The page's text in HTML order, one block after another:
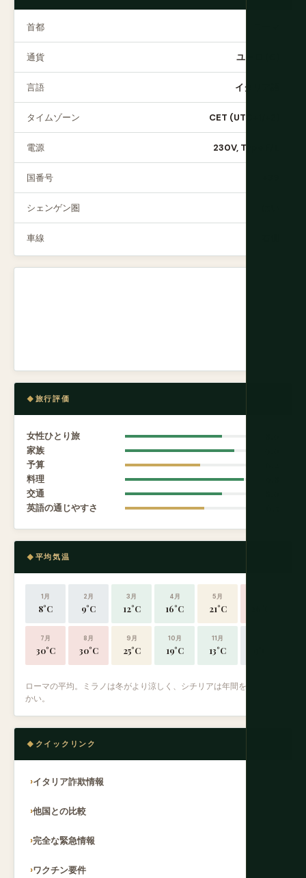
首都
通貨 ユーロ (€)
言語 イタリア語
タイムゾーン CET (UTC+1/+2)
電源 230V, Type F/L
国番号
シェンゲン圏
車線
旅行評価
女性ひとり旅
家族
予算
料理
交通
英語の通じやすさ
平均気温
1月
8°C
2月
9°C
3月
12°C
4月
16°C
5月
21°C
7月
30°C
8月
30°C
9月
25°C
10月
19°C
11月
13°C
ローマの平均。ミラノは冬がより涼しく、シチリアは年間を通じて暖
かい。
クイックリンク
イタリア詐欺情報
他国との比較
完全な緊急情報
ワクチン要件